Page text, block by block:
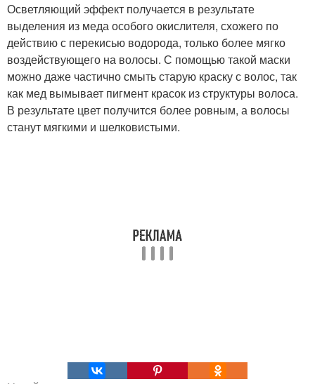
Осветляющий эффект получается в результате
выделения из меда особого окислителя, схожего по
действию с перекисью водорода, только более мягко
воздействующего на волосы. С помощью такой маски
можно даже частично смыть старую краску с волос, так
как мед вымывает пигмент красок из структуры волоса.
В результате цвет получится более ровным, а волосы
станут мягкими и шелковистыми.